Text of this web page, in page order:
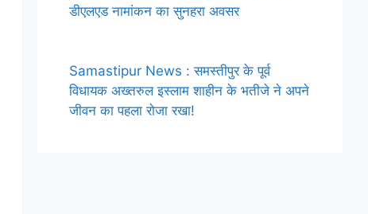
डीएलएड नामांकन का सुनहरा अवसर
Samastipur News : समस्तीपुर के पूर्व
विधायक अख्तरुल इस्लाम शाहीन के भतीजे ने अपने
जीवन का पहला रोजा रखा!